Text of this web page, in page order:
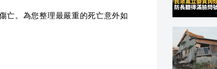
亡。為您整理最嚴重的死亡意外如